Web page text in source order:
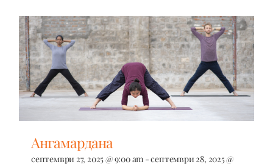
Ангамардана
септември 27, 2025 @ 9:00 am -септември 28, 2025 @